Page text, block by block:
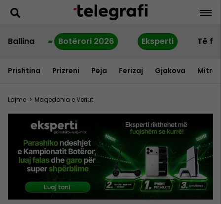
Ballina Botërori 2026 Eksperti Të
Prishtina Prizreni Peja Ferizaj Gjakova
Lajme > Maqedonia e Veriut